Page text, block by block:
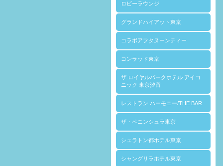
ロビーラウンジ
グランドハイアット東京
コラボアフタヌーンティー
コンラッド東京
ザ ロイヤルパークホテル アイコ
ニック 東京汐留
レストラン ハーモニー/THE BAR
ザ・ペニンシュラ東京
シェラトン都ホテル東京
シャングリラホテル東京